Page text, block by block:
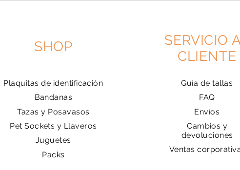
SHOP
Plaquitas de identificación
Bandanas
Tazas y Posavasos
Pet Sockets y Llaveros
Juguetes
Packs
SERVICIO
CLIENTE
Guía de tallas
FAQ
Envíos
Cambios y
devoluciones
Ventas